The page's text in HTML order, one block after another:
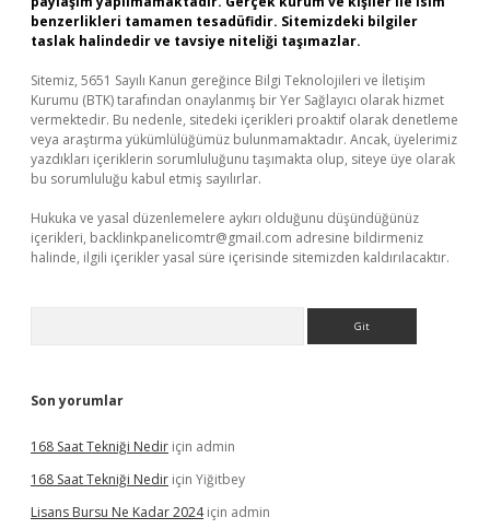
benzerlikleri tamamen tesadüfidir. Sitemizdeki bilgiler
taslak halindedir ve tavsiye niteliği taşımazlar.
Sitemiz, 5651 Sayılı Kanun gereğince Bilgi Teknolojileri ve İletişim
Kurumu (BTK) tarafından onaylanmış bir Yer Sağlayıcı olarak hizmet
vermektedir. Bu nedenle, sitedeki içerikleri proaktif olarak denetleme
veya araştırma yükümlülüğümüz bulunmamaktadır. Ancak, üyelerimiz
yazdıkları içeriklerin sorumluluğunu taşımakta olup, siteye üye olarak
bu sorumluluğu kabul etmiş sayılırlar.
Hukuka ve yasal düzenlemelere aykırı olduğunu düşündüğünüz
içerikleri, backlinkpanelicomtr@gmail.com adresine bildirmeniz
halinde, ilgili içerikler yasal süre içerisinde sitemizden kaldırılacaktır.
Son yorumlar
168 Saat Tekniği Nedir için admin
168 Saat Tekniği Nedir için Yiğitbey
Lisans Bursu Ne Kadar 2024için admin